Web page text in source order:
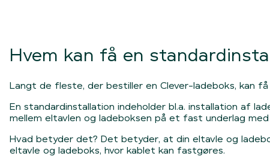
Hvem kan få en
Langt de fleste, der bestiller en Clever-ladeboks, kan få
En standardinstallation indeholder bl.a. installation af
mellem eltavlen og ladeboksen på et fast underlag med
Hvad betyder det? Det betyder, at din eltavle og
eltavle og ladeboks, hvor kablet kan fastgøres.